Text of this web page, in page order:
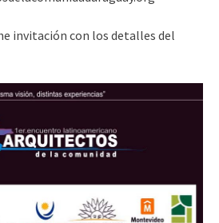
invitación con los detalles del